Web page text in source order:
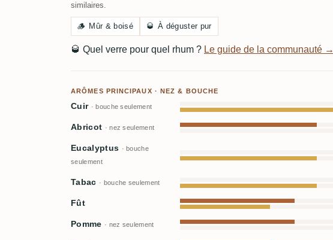
similaires.
🪵 Mûr & boisé 🥃 À déguster pur
🥃 Quel verre pour quel rhum ? Le guide de la communauté →
ARÔMES PRINCIPAUX · NEZ & BOUCHE
Cuir · bouche seulement
Abricot · nez seulement
Eucalyptus · bouche
seulement
Tabac · bouche seulement
Fût
Pomme · nez seulement